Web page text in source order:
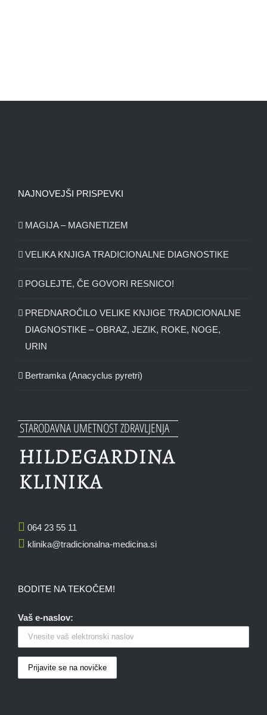
NAJNOVEJŠI PRISPEVKI
MAGIJA – MAGNETIZEM
VELIKA KNJIGA TRADICIONALNE DIAGNOSTIKE
POGLEJTE, ČE GOVORI RESNICO!
PREDNAROČILO VELIKE KNJIGE TRADICIONALNE
DIAGNOSTIKE – OBRAZ, JEZIK, ROKE, NOGE,
URIN
Bertramka (Anacyclus pyretri)
064 23 55 11
klinika@tradicionalna-medicina.si
BODITE NA TEKOČEM!
Vaš e-naslov: